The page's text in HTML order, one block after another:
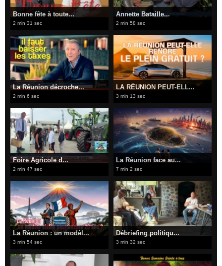
Bonne fête à toute...
2 min 31 sec
​Annette Bataille...
2 min 58 sec
​La Réunion décroche...
2 min 6 sec
​LA RÉUNION PEUT-ELL...
3 min 13 sec
Foire Agricole d...
2 min 47 sec
​La Réunion face au...
7 min 2 sec
La Réunion : un modèl...
3 min 54 sec
​Débriefing politiqu...
3 min 32 sec